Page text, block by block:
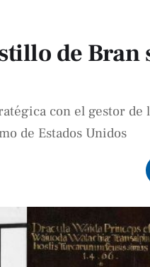
de Bran
con el gestor de
de Estados Unidos